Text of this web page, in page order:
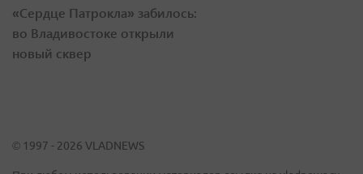
«Сердце Патрокла» забилось:
во Владивостоке открыли
новый сквер
© 1997 - 2026 VLADNEWS